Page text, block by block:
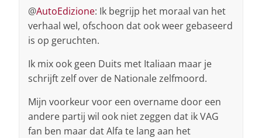
@AutoEdizione: Ik begrijp het moraal van het
verhaal wel, ofschoon dat ook weer gebaseerd
is op geruchten.
Ik mix ook geen Duits met Italiaan maar je
schrijft zelf over de Nationale zelfmoord.
Mijn voorkeur voor een overname door een
andere partij wil ook niet zeggen dat ik VAG
fan ben maar dat Alfa te lang aan het